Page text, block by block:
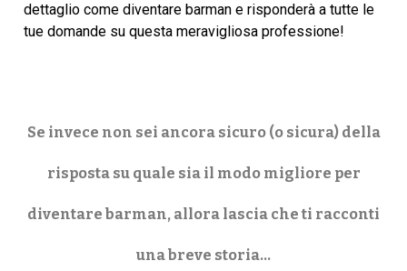
dettaglio come diventare barman e risponderà a tutte le
tue domande su questa meravigliosa professione!
Se invece non sei ancora sicuro (o sicura) della
risposta su quale sia il modo migliore per
diventare barman, allora lascia che ti racconti
una breve storia…